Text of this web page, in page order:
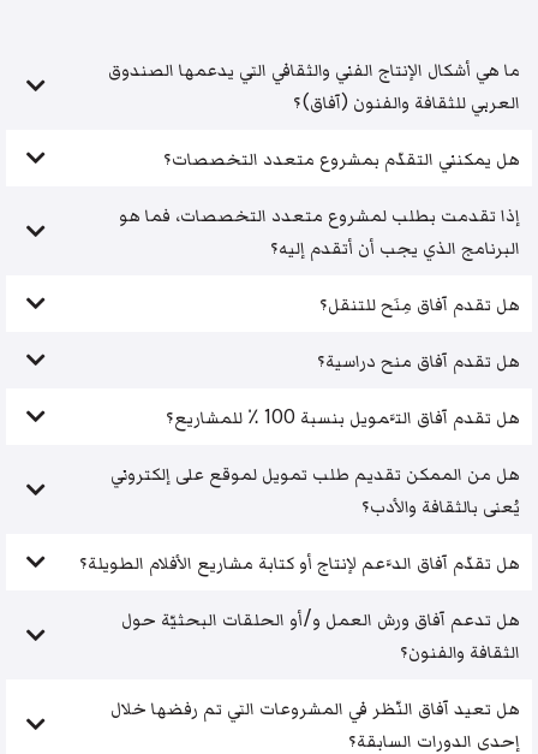
ما هي أشكال الإنتاج الفني والثقافي التي يدعمها الصندوق
العربي للثقافة والفنون (آفاق)؟
هل يمكنني التقدّم بمشروع متعدد التخصصات؟
إذا تقدمت بطلب لمشروع متعدد التخصصات، فما هو
البرنامج الذي يجب أن أتقدم إليه؟
هل تقدم آفاق مِنَح للتنقل؟
هل تقدم آفاق منح دراسية؟
هل تقدم آفاق التَّمويل بنسبة 100 ٪ للمشاريع؟
هل من الممكن تقديم طلب تمويل لموقع على إلكتروني
يُعنى بالثقافة والأدب؟
هل تقدّم آفاق الدَّعم لإنتاج أو كتابة مشاريع الأفلام الطويلة؟
هل تدعم آفاق ورش العمل و/أو الحلقات البحثيّة حول
الثقافة والفنون؟
هل تعيد آفاق النّظر في المشروعات التي تم رفضها خلال
إحدى الدورات السابقة؟